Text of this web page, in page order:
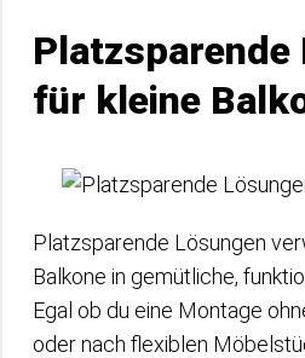
Platzsparende
für kleine
Platzsparende Lösungen
Balkone in gemütliche,
Egal ob du eine Montage
oder nach flexiblen